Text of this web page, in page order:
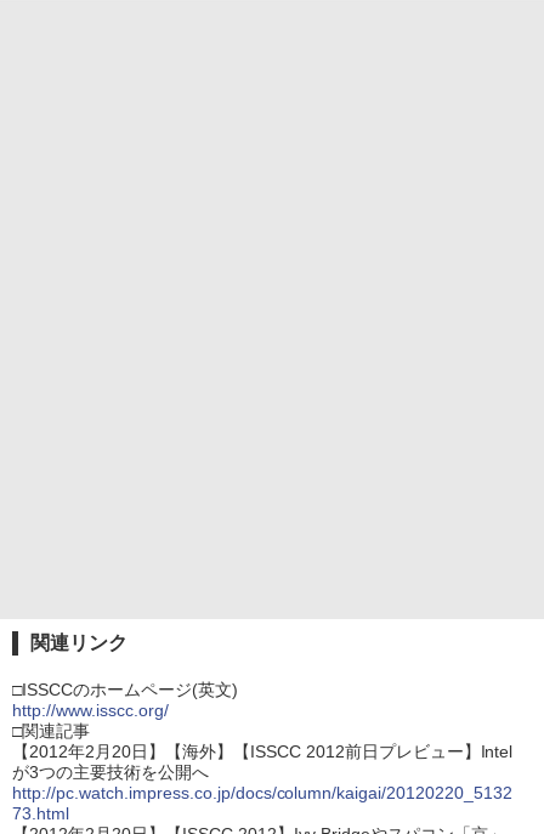
関連リンク
□ISSCCのホームページ(英文)
http://www.isscc.org/
□関連記事
【2012年2月20日】【海外】【ISSCC 2012前日プレビュー】Intel
が3つの主要技術を公開へ
http://pc.watch.impress.co.jp/docs/column/kaigai/20120220_5132
73.html